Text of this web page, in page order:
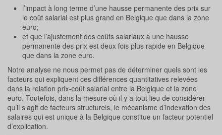
l’impact à long terme d’une hausse permanente des prix sur
le coût salarial est plus grand en Belgique que dans la zone
euro;
et que l’ajustement des coûts salariaux à une hausse
permanente des prix est deux fois plus rapide en Belgique
que dans la zone euro.
Notre analyse ne nous permet pas de déterminer quels sont les
facteurs qui expliquent ces différences quantitatives relevées
dans la relation prix-coût salarial entre la Belgique et la zone
euro. Toutefois, dans la mesure où il y a tout lieu de considérer
qu’il s’agit de facteurs structurels, le mécanisme d’indexation des
salaires qui est unique à la Belgique constitue un facteur potentiel
d’explication.